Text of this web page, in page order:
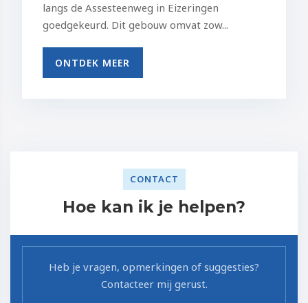
langs de Assesteenweg in Eizeringen
goedgekeurd. Dit gebouw omvat zow...
ONTDEK MEER
CONTACT
Hoe kan ik je helpen?
Heb je vragen, opmerkingen of suggesties?
Contacteer mij gerust.